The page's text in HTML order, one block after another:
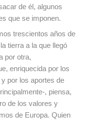
de él, algunos
que se imponen.
trescientos años de
tierra a la que llegó
por otra,
enriquecida por los
por los aportes de
, piensa,
de los valores y
de Europa. Quien